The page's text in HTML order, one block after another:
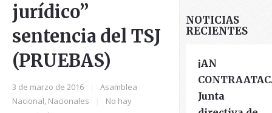
jurídico”
sentencia del TSJ
(PRUEBAS)
3 de marzo de 2016
Asamblea
Nacional, Nacionales
No hay
NOTICIAS
RECIENTES
¡AN
Junta